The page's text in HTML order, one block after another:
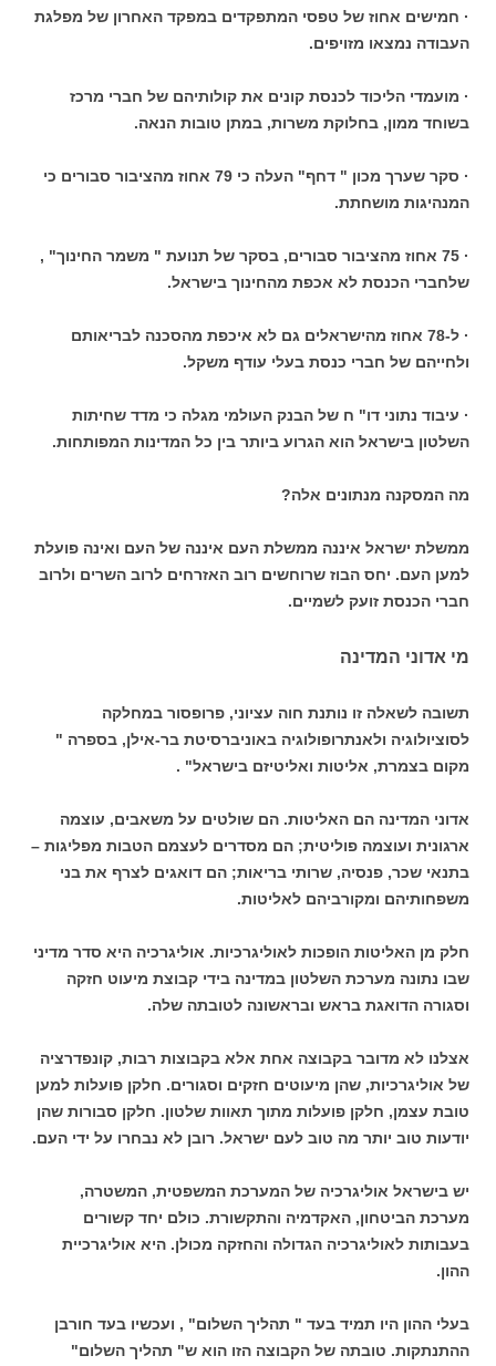
· חמישים אחוז של טפסי המתפקדים במפקד האחרון של מפלגת
העבודה נמצאו מזויפים.
· מועמדי הליכוד לכנסת קונים את קולותיהם של חברי מרכז
בשוחד ממון, בחלוקת משרות, במתן טובות הנאה.
· סקר שערך מכון " דחף" העלה כי 79 אחוז מהציבור סבורים כי
המנהיגות מושחתת.
· 75 אחוז מהציבור סבורים, בסקר של תנועת " משמר החינוך" ,
שלחברי הכנסת לא אכפת מהחינוך בישראל.
· ל-78 אחוז מהישראלים גם לא איכפת מהסכנה לבריאותם
ולחייהם של חברי כנסת בעלי עודף משקל.
· עיבוד נתוני דו" ח של הבנק העולמי מגלה כי מדד שחיתות
השלטון בישראל הוא הגרוע ביותר בין כל המדינות המפותחות.
מה המסקנה מנתונים אלה?
ממשלת ישראל איננה ממשלת העם איננה של העם ואינה פועלת
למען העם. יחס הבוז שרוחשים רוב האזרחים לרוב השרים ולרוב
חברי הכנסת זועק לשמיים.
מי אדוני המדינה
תשובה לשאלה זו נותנת חוה עציוני, פרופסור במחלקה
לסוציולוגיה ולאנתרופולוגיה באוניברסיטת בר-אילן, בספרה "
מקום בצמרת, אליטות ואליטיזם בישראל" .
אדוני המדינה הם האליטות. הם שולטים על משאבים, עוצמה
ארגונית ועוצמה פוליטית; הם מסדרים לעצמם הטבות מפליגות –
בתנאי שכר, פנסיה, שרותי בריאות; הם דואגים לצרף את בני
משפחותיהם ומקורביהם לאליטות.
חלק מן האליטות הופכות לאוליגרכיות. אוליגרכיה היא סדר מדיני
שבו נתונה מערכת השלטון במדינה בידי קבוצת מיעוט חזקה
וסגורה הדואגת בראש ובראשונה לטובתה שלה.
אצלנו לא מדובר בקבוצה אחת אלא בקבוצות רבות, קונפדרציה
של אוליגרכיות, שהן מיעוטים חזקים וסגורים. חלקן פועלות למען
טובת עצמן, חלקן פועלות מתוך תאוות שלטון. חלקן סבורות שהן
יודעות טוב יותר מה טוב לעם ישראל. רובן לא נבחרו על ידי העם.
יש בישראל אוליגרכיה של המערכת המשפטית, המשטרה,
מערכת הביטחון, האקדמיה והתקשורת. כולם יחד קשורים
בעבותות לאוליגרכיה הגדולה והחזקה מכולן. היא אוליגרכיית
ההון.
בעלי ההון היו תמיד בעד " תהליך השלום" , ועכשיו בעד חורבן
ההתנתקות. טובתה של הקבוצה הזו הוא ש" תהליך השלום"